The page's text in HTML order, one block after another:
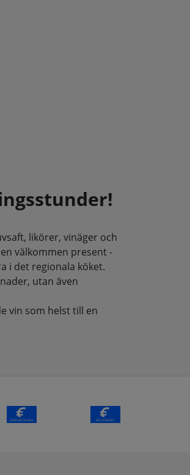
likörer, vinäger och
välkommen present -
i det regionala köket.
utan även
vin som helst till en